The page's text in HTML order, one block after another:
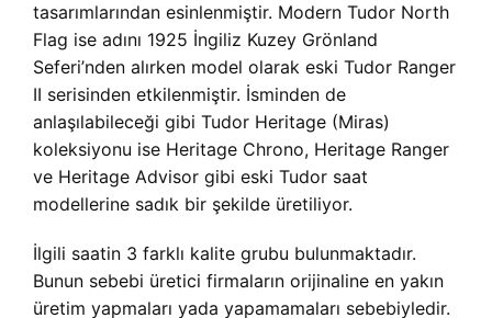
tasarımlarından esinlenmiştir. Modern Tudor North
Flag ise adını 1925 İngiliz Kuzey Grönland
Seferi’nden alırken model olarak eski Tudor Ranger
II serisinden etkilenmiştir. İsminden de
anlaşılabileceği gibi Tudor Heritage (Miras)
koleksiyonu ise Heritage Chrono, Heritage Ranger
ve Heritage Advisor gibi eski Tudor saat
modellerine sadık bir şekilde üretiliyor.
İlgili saatin 3 farklı kalite grubu bulunmaktadır.
Bunun sebebi üretici firmaların orijinaline en yakın
üretim yapmaları yada yapamamaları sebebiyledir.